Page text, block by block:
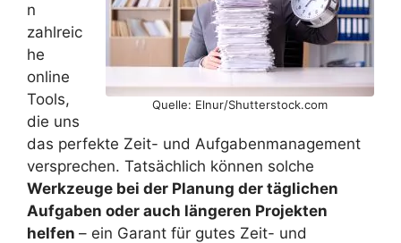
Quelle: Elnur/Shutterstock.com
n
zahlreic
he
online
Tools,
die uns
das perfekte Zeit- und Aufgabenmanagement
versprechen. Tatsächlich können solche
Werkzeuge bei der Planung der täglichen
Aufgaben oder auch längeren Projekten
helfen – ein Garant für gutes Zeit- und